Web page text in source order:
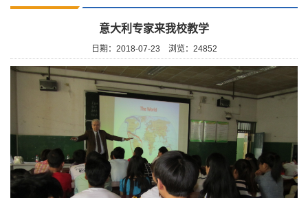
意大利专家来我校教学
日期：2018-07-23 浏览： 24852